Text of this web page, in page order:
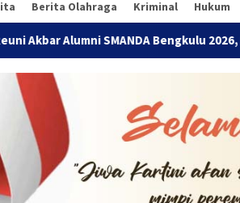
Berita Olahraga Kriminal Hukum
SMANDA Bengkulu 2026, Pererat